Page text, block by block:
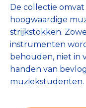
Check
De collectie
hoogwaardige
strijkstokken.
instrumenten
behouden, niet in
handen van
muziekstudenten.